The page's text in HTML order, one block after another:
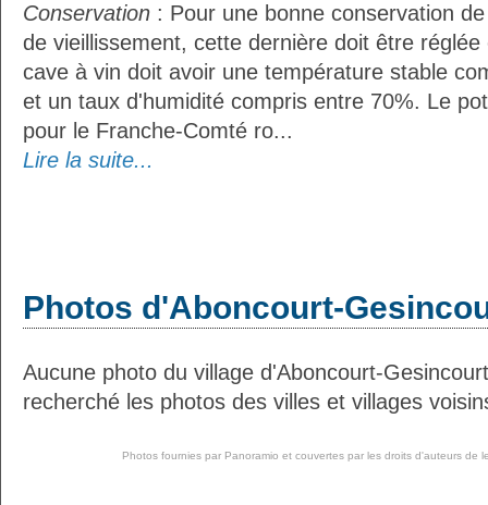
Conservation : Pour une bonne conservation
de vieillissement, cette dernière doit être réglée
cave à vin doit avoir une température stable
et un taux d'humidité compris entre 70%. Le
pour le Franche-Comté ro...
Lire la suite...
Photos d'Aboncourt-
Aucune photo du village d'Aboncourt-
recherché les photos des villes et villages
Photos fournies par Panoramio et couvertes par les droits d'auteurs de